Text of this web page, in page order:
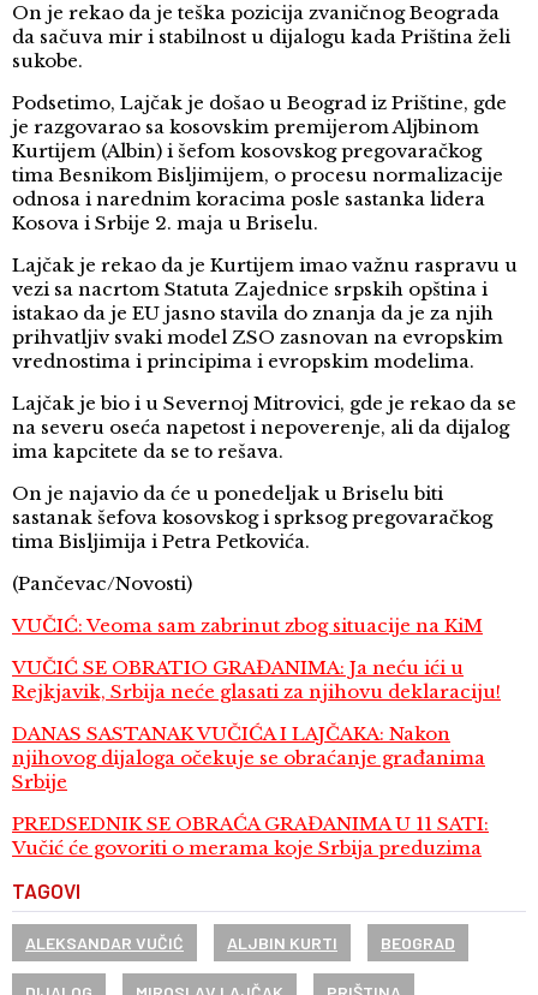
On je rekao da je teška pozicija zvaničnog Beograda
da sačuva mir i stabilnost u dijalogu kada Priština želi
sukobe.
Podsetimo, Lajčak je došao u Beograd iz Prištine, gde
je razgovarao sa kosovskim premijerom Aljbinom
Kurtijem (Albin) i šefom kosovskog pregovaračkog
tima Besnikom Bisljimijem, o procesu normalizacije
odnosa i narednim koracima posle sastanka lidera
Kosova i Srbije 2. maja u Briselu.
Lajčak je rekao da je Kurtijem imao važnu raspravu u
vezi sa nacrtom Statuta Zajednice srpskih opština i
istakao da je EU jasno stavila do znanja da je za njih
prihvatljiv svaki model ZSO zasnovan na evropskim
vrednostima i principima i evropskim modelima.
Lajčak je bio i u Severnoj Mitrovici, gde je rekao da se
na severu oseća napetost i nepoverenje, ali da dijalog
ima kapcitete da se to rešava.
On je najavio da će u ponedeljak u Briselu biti
sastanak šefova kosovskog i sprksog pregovaračkog
tima Bisljimija i Petra Petkovića.
(Pančevac/Novosti)
VUČIĆ: Veoma sam zabrinut zbog situacije na KiM
VUČIĆ SE OBRATIO GRAĐANIMA: Ja neću ići u
Rejkjavik, Srbija neće glasati za njihovu deklaraciju!
DANAS SASTANAK VUČIĆA I LAJČAKA: Nakon
njihovog dijaloga očekuje se obraćanje građanima
Srbije
PREDSEDNIK SE OBRAĆA GRAĐANIMA U 11 SATI:
Vučić će govoriti o merama koje Srbija preduzima
TAGOVI
ALEKSANDAR VUČIĆ ALJBIN KURTI BEOGRAD